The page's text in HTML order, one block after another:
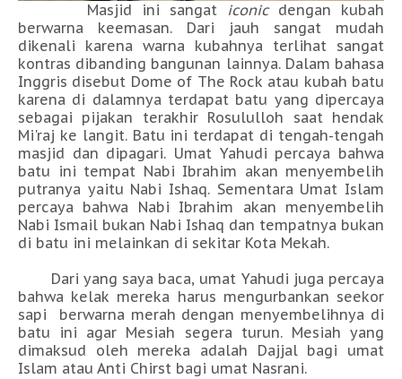
Masjid ini sangat iconicdengan kubah
berwarna keemasan. Dari jauh sangat mudah
dikenali karena warna kubahnya terlihat sangat
kontras dibanding bangunan lainnya. Dalam bahasa
Inggris disebut Dome of The Rock atau kubah batu
karena di dalamnya terdapat batu yang dipercaya
sebagai pijakan terakhir Rosululloh saat hendak
Mi'raj ke langit. Batu ini terdapat di tengah-tengah
masjid dan dipagari. Umat Yahudi percaya bahwa
batu ini tempat Nabi Ibrahim akan menyembelih
putranya yaitu Nabi Ishaq. Sementara Umat Islam
percaya bahwa Nabi Ibrahim akan menyembelih
Nabi Ismail bukan Nabi Ishaq dan tempatnya bukan
di batu ini melainkan di sekitar Kota Mekah.
Dari yang saya baca, umat Yahudi juga percaya
bahwa kelak mereka harus mengurbankan seekor
sapi berwarna merah dengan menyembelihnya di
batu ini agar Mesiah segera turun. Mesiah yang
dimaksud oleh mereka adalah Dajjal bagi umat
Islam atau Anti Chirst bagi umat Nasrani.